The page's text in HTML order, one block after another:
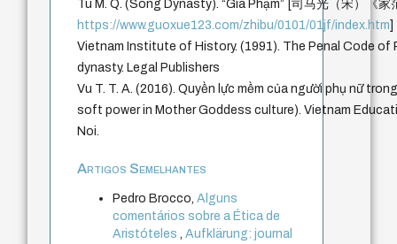
Tu M. Q. (Song Dynasty). “Gia Phạm” [司马光（宋）《
https://www.guoxue123.com/zhibu/0101/01jf/index.htm
Vietnam Institute of History. (1991). The Penal Code of
dynasty. Legal Publishers
Vu T. T. A. (2016). Quyền lực mềm của người phụ nữ
soft power in Mother Goddess culture). Vietnam
Noi.
Artigos Semelhantes
Pedro Brocco,Alguns
comentários sobre a Ética de
Aristóteles,Aufklärung: journal